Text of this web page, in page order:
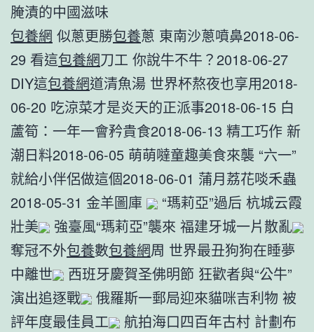
腌漬的中國滋味
包養網 似蔥更勝包養蔥 東南沙蔥噴鼻2018-06-
29 看這包養網刀工 你說牛不牛？2018-06-27
DIY這包養網道清魚湯 世界杯熬夜也享用2018-
06-20 吃涼菜才是炎天的正派事2018-06-15 白
蘆筍：一年一會矜貴食2018-06-13 精工巧作 新
潮日料2018-06-05 萌萌噠童趣美食來襲 “六一”
就給小伴侶做這個2018-06-01 蒲月荔花啖禾蟲
2018-05-31 金羊圖庫
“瑪莉亞”過后 杭城云霞
壯美
強臺風“瑪莉亞”襲來 福建牙城一片散亂
奪冠不外包養數包養網周 世界最丑狗狗在睡夢
中離世
西班牙慶賀圣佛明節 狂歡者與“公牛”
演出追逐戰
俄羅斯一郵局迎來貓咪吉利物 被
評年度最佳員工
航拍海口四百年古村 計劃布